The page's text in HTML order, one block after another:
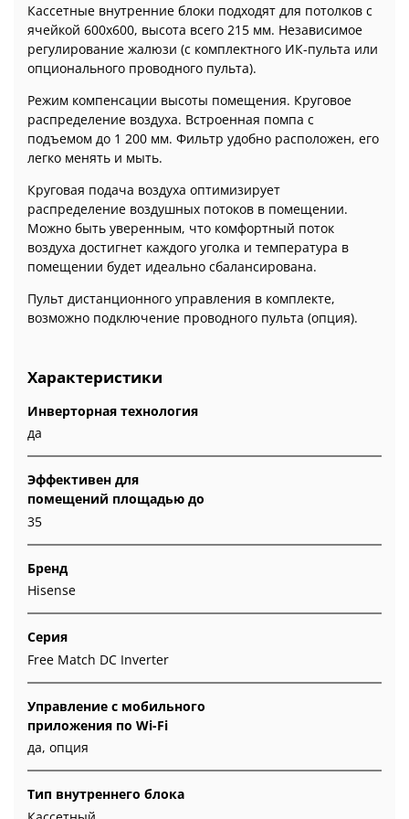
Кассетные внутренние блоки подходят для потолков с
ячейкой 600x600, высота всего 215 мм. Независимое
регулирование жалюзи (с комплектного ИК-пульта или
опционального проводного пульта).
Режим компенсации высоты помещения. Круговое
распределение воздуха. Встроенная помпа с
подъемом до 1 200 мм. Фильтр удобно расположен, его
легко менять и мыть.
Круговая подача воздуха оптимизирует
распределение воздушных потоков в помещении.
Можно быть уверенным, что комфортный поток
воздуха достигнет каждого уголка и температура в
помещении будет идеально сбалансирована.
Пульт дистанционного управления в комплекте,
возможно подключение проводного пульта (опция).
Характеристики
Инверторная технология
да
Эффективен для
помещений площадью до
35
Бренд
Hisense
Серия
Free Match DC Inverter
Управление c мобильного
приложения по Wi-Fi
да, опция
Тип внутреннего блока